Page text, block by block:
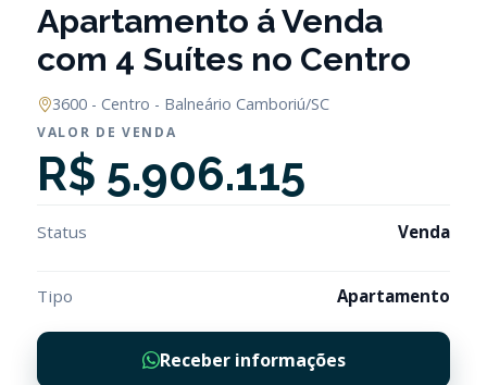
Apartamento á Venda
com 4 Suítes no Centro
3600 - Centro - Balneário Camboriú/SC
VALOR DE VENDA
R$ 5.906.115
Status Venda
Tipo Apartamento
Receber informações